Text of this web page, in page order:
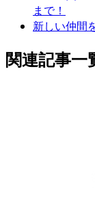
まで！
新しい仲間
関連記事一